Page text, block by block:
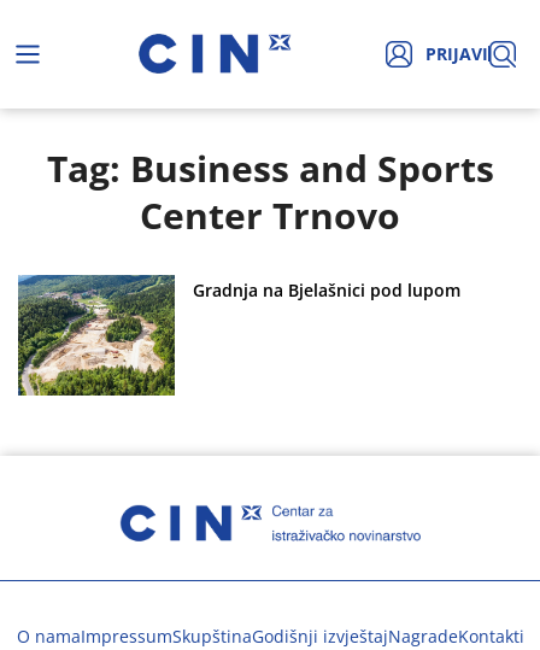
PRIJAVI
Tag: Business and Sports
Center Trnovo
Gradnja na Bjelašnici pod lupom
O namaImpressumSkupštinaGodišnji izvještajNagradeKontakti